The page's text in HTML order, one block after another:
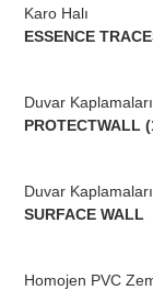
Karo Halı
ESSENCE
Duvar Kaplamaları
PROTECTWALL
Duvar Kaplamaları
SURFACE WALL
Homojen PVC